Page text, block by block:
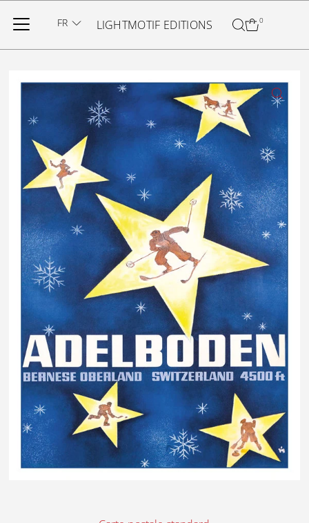
Ignorer et passer au contenu
LIGHTMOTIF EDITIONS 0
FR